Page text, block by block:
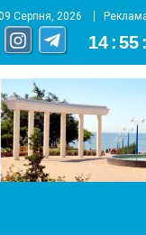
Серпня, 2026
14 :55 :
портал города